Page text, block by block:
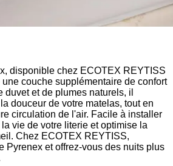
disponible chez ECOTEX REYTISS
couche supplémentaire de confort
duvet et de plumes naturels, il
douceur de votre matelas, tout en
circulation de l'air. Facile à installer
vie de votre literie et optimise la
Chez ECOTEX REYTISS,
Pyrenex et offrez-vous des nuits plus